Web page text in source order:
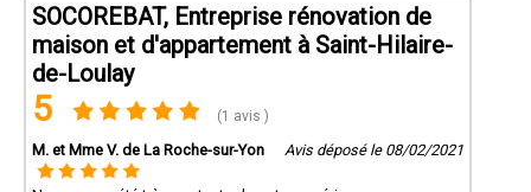
SOCOREBAT, Entreprise rénovation de
maison et d'appartement à Saint-Hilaire-
de-Loulay
5 (1 avis )
M. et Mme V. de La Roche-sur-Yon Avis déposé le 08/02/2021